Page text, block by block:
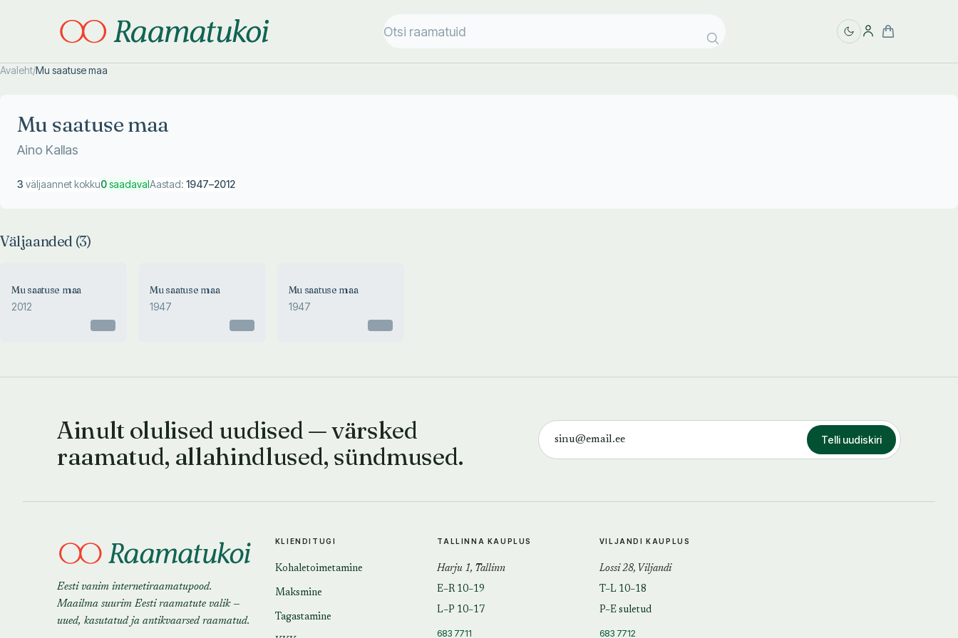
Avaleht/Mu saatuse maa
Mu saatuse maa
Aino Kallas
3 väljaannet kokku0saadavalAastad: 1947–2012
Väljaanded (3)
Mu saatuse maa
2012
Mu saatuse maa
1947
Mu saatuse maa
1947
Ainult olulised uudised — värsked
raamatud, allahindlused, sündmused.
Telli uudiskiri
Eesti vanim internetiraamatupood.
Maailma suurim Eesti raamatute valik —
uued, kasutatud ja antikvaarsed raamatud.
KLIENDITUGI
Kohaletoimetamine
Maksmine
Tagastamine
TALLINNA KAUPLUS
Harju 1, Tallinn
E–R 10–19
L–P 10–17
683 7711
VILJANDI KAUPLUS
Lossi 28, Viljandi
T–L 10–18
P–E suletud
683 7712